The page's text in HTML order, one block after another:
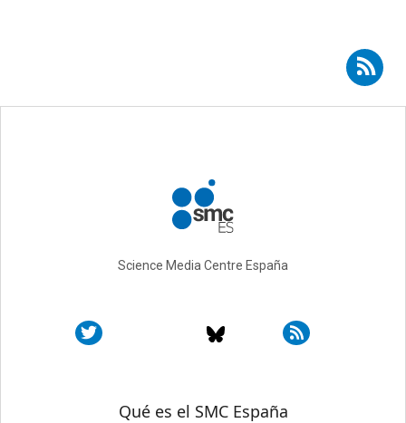
Suscribirse a RSS - Adrián Regos Sanz
Science Media Centre España
Sobre SMC España
Qué es el SMC España